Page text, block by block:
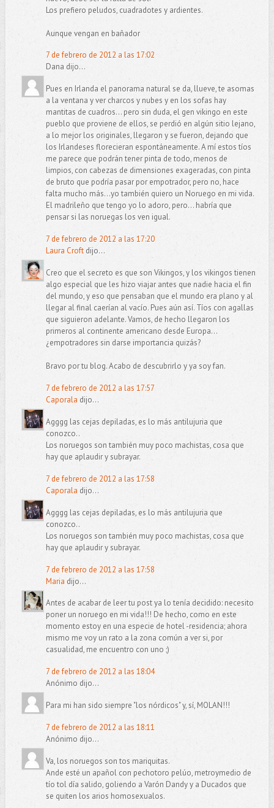
Los prefiero peludos, cuadradotes y ardientes.
Aunque vengan en bañador
7 de febrero de 2012 a las 17:02
Dana dijo...
Pues en Irlanda el panorama natural se da, llueve, te asomas
a la ventana y ver charcos y nubes y en los sofas hay
mantitas de cuadros... pero sin duda, el gen vikingo en este
pueblo que proviene de ellos, se perdió en algún sitio lejano,
a lo mejor los originales, llegaron y se fueron, dejando que
los Irlandeses florecieran espontáneamente. A mí estos tíos
me parece que podrán tener pinta de todo, menos de
limpios, con cabezas de dimensiones exageradas, con pinta
de bruto que podría pasar por empotrador, pero no, hace
falta mucho más...yo también quiero un Noruego en mi vida.
El madrileño que tengo yo lo adoro, pero... habría que
pensar si las noruegas los ven igual.
7 de febrero de 2012 a las 17:20
Laura Croftdijo...
Creo que el secreto es que son Vikingos, y los vikingos tienen
algo especial que les hizo viajar antes que nadie hacia el fin
del mundo, y eso que pensaban que el mundo era plano y al
llegar al final caerían al vacío. Pues aún así. Tíos con agallas
que siguieron adelante. Vamos, de hecho llegaron los
primeros al continente americano desde Europa...
¿empotradores sin darse importancia quizás?
Bravo por tu blog. Acabo de descubrirlo y ya soy fan.
7 de febrero de 2012 a las 17:57
Caporala dijo...
Agggg las cejas depiladas, es lo más antilujuria que
conozco..
Los noruegos son también muy poco machistas, cosa que
hay que aplaudir y subrayar.
7 de febrero de 2012 a las 17:58
Caporala dijo...
Agggg las cejas depiladas, es lo más antilujuria que
conozco..
Los noruegos son también muy poco machistas, cosa que
hay que aplaudir y subrayar.
7 de febrero de 2012 a las 17:58
Maria dijo...
Antes de acabar de leer tu post ya lo tenía decidido: necesito
poner un noruego en mi vida!!! De hecho, como en este
momento estoy en una especie de hotel -residencia; ahora
mismo me voy un rato a la zona común a ver si, por
casualidad, me encuentro con uno ;)
7 de febrero de 2012 a las 18:04
Anónimo dijo...
Para mi han sido siempre "los nórdicos" y, sí, MOLAN!!!
7 de febrero de 2012 a las 18:11
Anónimo dijo...
Va, los noruegos son tos mariquitas.
Ande esté un apañol con pechotoro pelúo, metroymedio de
tío tol día salido, goliendo a Varón Dandy y a Ducados que
se quiten los arios homosexualos.